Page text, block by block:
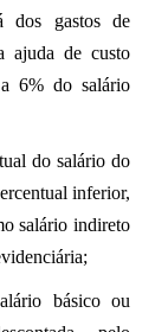
dos gastos de
ajuda de custo
6% do salário
do salário do
inferior,
salário indireto
básico ou